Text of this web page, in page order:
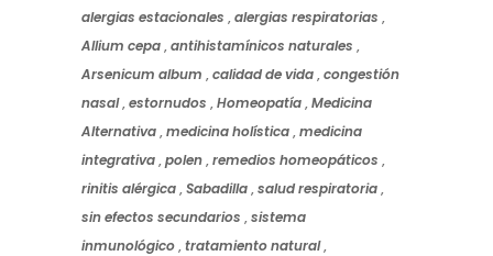
alergias estacionales ,alergias respiratorias ,
Allium cepa,antihistamínicos naturales ,
Arsenicum album ,calidad de vida,congestión
nasal,estornudos ,Homeopatía,Medicina
Alternativa,medicina holística,medicina
integrativa,polen,remedios homeopáticos ,
rinitis alérgica,Sabadilla,salud respiratoria,
sin efectos secundarios ,sistema
inmunológico,tratamiento natural,